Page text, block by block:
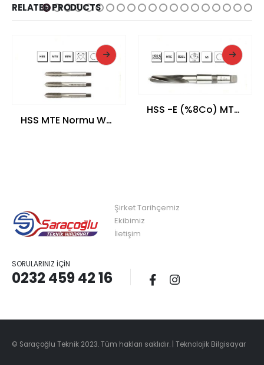
RELATED PRODUCTS
HSS MTE Normu Whitworth Normal Vidalı 3’lü Takım Kılavuzu
HSS -E (%8Co) MTE Normu Hardox Matkap Ucu
READ MORE READ MORE
Şirket Tarihçemiz
Ekibimiz
İletişim
SORULARINIZ İÇIN
0232 459 42 16
© Saraçoğlu Teknik 2023. Tüm hakları saklıdır. | Teknolojik Bilgisayar